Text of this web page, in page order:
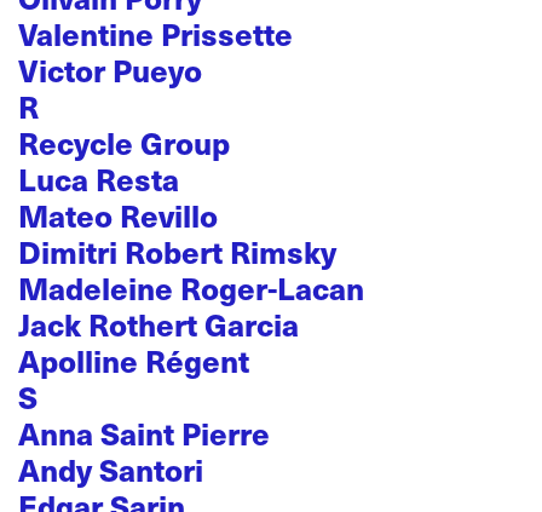
Valentine Prissette
Victor Pueyo
R
Recycle Group
Luca Resta
Mateo Revillo
Dimitri Robert Rimsky
Madeleine Roger-Lacan
Jack Rothert Garcia
Apolline Régent
S
Anna Saint Pierre
Andy Santori